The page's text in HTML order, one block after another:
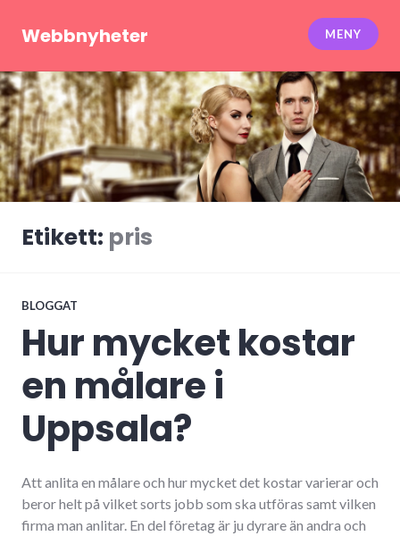
Webbnyheter MENY
Etikett: pris
BLOGGAT
Hur mycket kostar
en målare i
Uppsala?
Att anlita en målare och hur mycket det kostar varierar och
beror helt på vilket sorts jobb som ska utföras samt vilken
firma man anlitar. En del företag är ju dyrare än andra och